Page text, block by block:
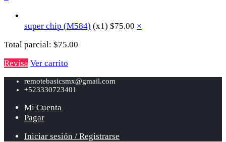
super chip (M584) (x1) $75.00 ×
Total parcial: $75.00
Revisa Ver carrito
remotebasicsmx@gmail.com
+523330723401
Mi Cuenta
Pagar
Iniciar sesión / Registrarse